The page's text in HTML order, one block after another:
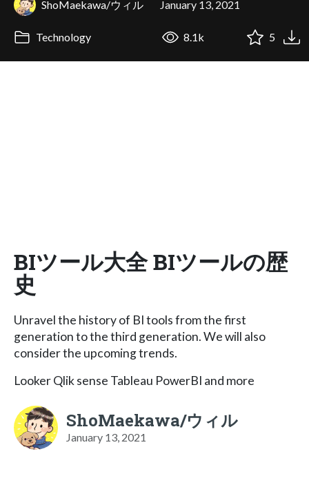
ShoMaekawa/ウィル January 13, 2021
Technology 8.1k 5
BIツール大全 BIツールの歴
史
Unravel the history of BI tools from the first
generation to the third generation. We will also
consider the upcoming trends.
Looker Qlik sense Tableau PowerBI and more
ShoMaekawa/ウィル
January 13, 2021